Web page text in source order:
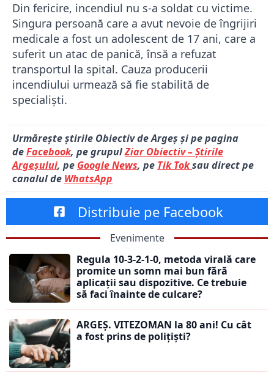
Din fericire, incendiul nu s-a soldat cu victime.
Singura persoană care a avut nevoie de îngrijiri
medicale a fost un adolescent de 17 ani, care a
suferit un atac de panică, însă a refuzat
transportul la spital. Cauza producerii
incendiului urmează să fie stabilită de
specialiști.
Urmărește știrile Obiectiv de Argeș și pe pagina
deFacebook, pe grupulZiar Obiectiv – Știrile
Argeșului, pe Google News, pe Tik Toksau direct pe
canalul de WhatsApp
Distribuie pe Facebook
Evenimente
Regula 10-3-2-1-0, metoda virală care
promite un somn mai bun fără
aplicații sau dispozitive. Ce trebuie
să faci înainte de culcare?
ARGEȘ. VITEZOMAN la 80 ani! Cu cât
a fost prins de polițiști?